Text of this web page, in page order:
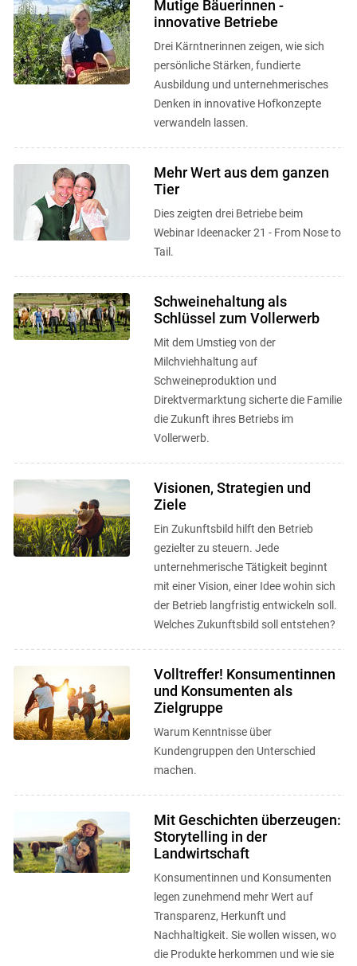
Mutige Bäuerinnen -
innovative Betriebe
Drei Kärntnerinnen zeigen, wie sich
persönliche Stärken, fundierte
Ausbildung und unternehmerisches
Denken in innovative Hofkonzepte
verwandeln lassen.
Mehr Wert aus dem ganzen
Tier
Dies zeigten drei Betriebe beim
Webinar Ideenacker 21 - From Nose to
Tail.
Schweinehaltung als
Schlüssel zum Vollerwerb
Mit dem Umstieg von der
Milchviehhaltung auf
Schweineproduktion und
Direktvermarktung sicherte die Familie
die Zukunft ihres Betriebs im
Vollerwerb.
Visionen, Strategien und
Ziele
Ein Zukunftsbild hilft den Betrieb
gezielter zu steuern. Jede
unternehmerische Tätigkeit beginnt
mit einer Vision, einer Idee wohin sich
der Betrieb langfristig entwickeln soll.
Welches Zukunftsbild soll entstehen?
Volltreffer! Konsumentinnen
und Konsumenten als
Zielgruppe
Warum Kenntnisse über
Kundengruppen den Unterschied
machen.
Mit Geschichten überzeugen:
Storytelling in der
Landwirtschaft
Konsumentinnen und Konsumenten
legen zunehmend mehr Wert auf
Transparenz, Herkunft und
Nachhaltigkeit. Sie wollen wissen, wo
die Produkte herkommen und wie sie